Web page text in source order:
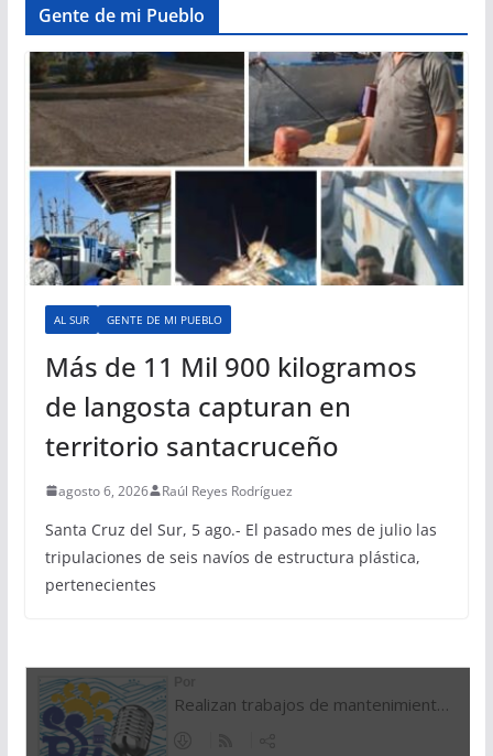
Gente de mi Pueblo
AL SUR GENTE DE MI PUEBLO
Más de 11 Mil 900 kilogramos
de langosta capturan en
territorio santacruceño
agosto 6, 2026 Raúl Reyes Rodríguez
Santa Cruz del Sur, 5 ago.- El pasado mes de julio las
tripulaciones de seis navíos de estructura plástica,
pertenecientes